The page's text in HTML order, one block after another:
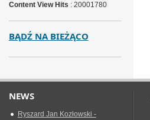
Content View Hits : 20001780
BĄDŹ NA BIEŻĄCO
NEWS
Ryszard Jan Kozłowski -